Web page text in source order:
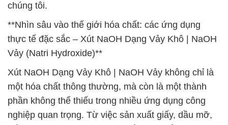
chúng tôi.
**Nhìn sâu vào thế giới hóa chất: các ứng dụng
thực tế đặc sắc – Xút NaOH Dạng Vảy Khô | NaOH
Vảy (Natri Hydroxide)**
Xút NaOH Dạng Vảy Khô | NaOH Vảy không chỉ là
một hóa chất thông thường, mà còn là một thành
phần không thể thiếu trong nhiều ứng dụng công
nghiệp quan trọng. Từ việc sản xuất giấy, dầu mỡ,